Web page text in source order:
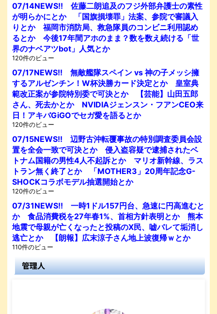
07/14NEWS!! 佐藤二朗追及のフジ外部弁護士の素性
が明らかにとか 「国旗損壊罪」法案、参院で審議入
りとか 福岡市消防局、救急隊員のコンビニ利用認め
るとか 今後17年間アホのまま？数を数え続ける「世
界のナベアツbot」人気とか
120件のビュー
07/17NEWS!! 無敵艦隊スペイン vs 神の子メッシ擁
するアルゼンチン！W杯決勝カード決定とか 皇室典
範改正案が参院特別委で可決とか 【芸能】山田五郎
さん、死去かとか NVIDIAジェンスン・フアンCEO来
日！アキバGiGOでセガ愛を語るとか
120件のビュー
07/15NEWS!! 辺野古沖転覆事故の特別調査委員会設
置を全会一致で可決とか 侵入盗容疑で逮捕されたベ
トナム国籍の男性4人不起訴とか マリオ新幹線、ラス
トラン無く終了とか 「MOTHER3」20周年記念G-
SHOCKコラボモデル抽選開始とか
120件のビュー
07/31NEWS!! 一時1ドル157円台、急速に円高進むと
か 食品消費税を27年春1%、首相方針表明とか 熊本
地震で母親が亡くなったと投稿のX民、嘘バレて垢消し
逃亡とか 【朗報】広末涼子さん地上波復帰ｗとか
110件のビュー
管理人